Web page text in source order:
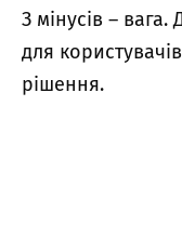
З мінусів – вага.
для
рішення.